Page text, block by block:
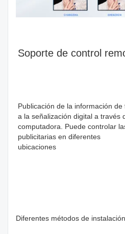
Soporte de control
Publicación de la información
a la señalización digital a través
computadora. Puede controlar
publicitarias en diferentes
ubicaciones
Diferentes métodos de